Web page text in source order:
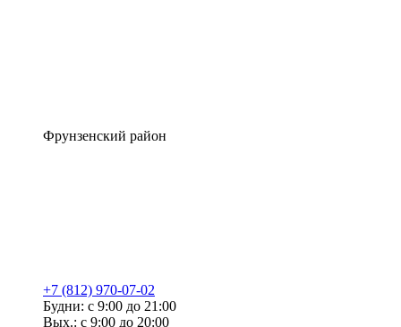
Фрунзенский район
+7 (812) 970-07-02
Будни: с 9:00 до 21:00
Вых.: с 9:00 до 20:00